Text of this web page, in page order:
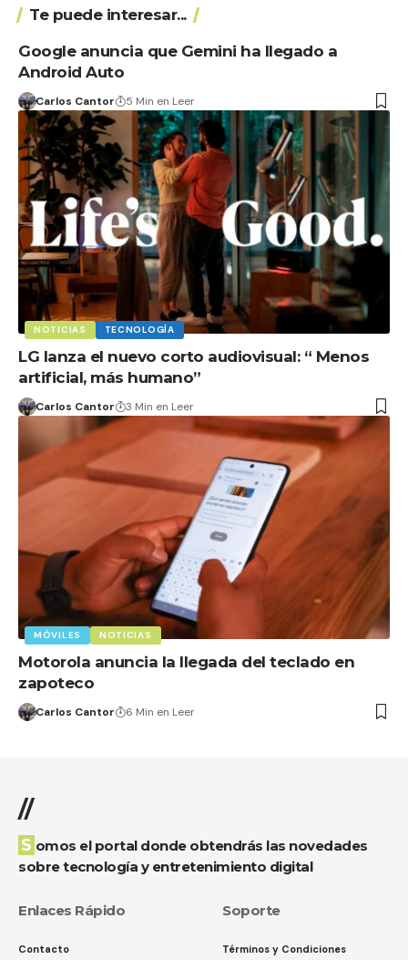
Te puede interesar...
Google anuncia que Gemini ha llegado a
Android Auto
Carlos Cantor 5 Min en Leer
NOTICIAS TECNOLOGÍA
LG lanza el nuevo corto audiovisual: “ Menos
artificial, más humano”
Carlos Cantor 3 Min en Leer
MÓVILES NOTICIAS
Motorola anuncia la llegada del teclado en
zapoteco
Carlos Cantor 6 Min en Leer
//
Somos el portal donde obtendrás las novedades
sobre tecnología y entretenimiento digital
Enlaces Rápido
Contacto
Soporte
Términos y Condiciones